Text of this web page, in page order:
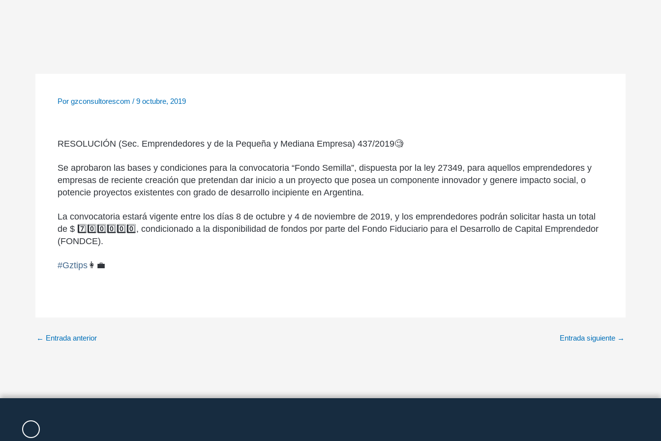
Por gzconsultorescom / 9 octubre, 2019
RESOLUCIÓN (Sec. Emprendedores y de la Pequeña y Mediana Empresa) 437/2019🧐
Se aprobaron las bases y condiciones para la convocatoria “Fondo Semilla”, dispuesta por la ley 27349, para aquellos emprendedores y
empresas de reciente creación que pretendan dar inicio a un proyecto que posea un componente innovador y genere impacto social, o
potencie proyectos existentes con grado de desarrollo incipiente en Argentina.
La convocatoria estará vigente entre los días 8 de octubre y 4 de noviembre de 2019, y los emprendedores podrán solicitar hasta un total
de $ 7️⃣ 0️⃣ 0️⃣ 0️⃣ 0️⃣ 0️⃣ , condicionado a la disponibilidad de fondos por parte del Fondo Fiduciario para el Desarrollo de Capital Emprendedor
(FONDCE).
#Gztips 👩‍💼
← Entrada anterior Entrada siguiente →